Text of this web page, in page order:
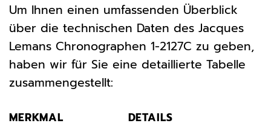
Um Ihnen einen umfassenden Überblick
über die technischen Daten des Jacques
Lemans Chronographen 1-2127C zu geben,
haben wir für Sie eine detaillierte Tabelle
zusammengestellt:
MERKMAL
DETAILS